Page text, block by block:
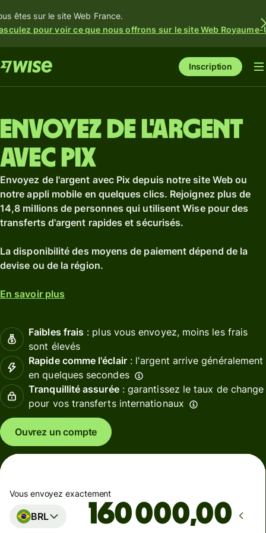
êtes sur le site Web France.
pour voir ce que nous offrons sur le site Web Royaume-
Inscription
Envoyez de l'argent
avec Pix
Envoyez de l'argent avec Pix depuis notre site Web ou
notre appli mobile en quelques clics. Rejoignez plus de
14,8 millions de personnes qui utilisent Wise pour des
transferts d'argent rapides et sécurisés.
La disponibilité des moyens de paiement dépend de la
devise ou de la région.
En savoir plus
Faibles frais : plus vous envoyez, moins les frais
sont élevés
Rapide comme l'éclair: l'argent arrive généralement
en quelques secondes
Tranquillité assurée: garantissez le taux de change
pour vos transferts internationaux
Ouvrez un compte
Vous envoyez exactement
BRL ,00